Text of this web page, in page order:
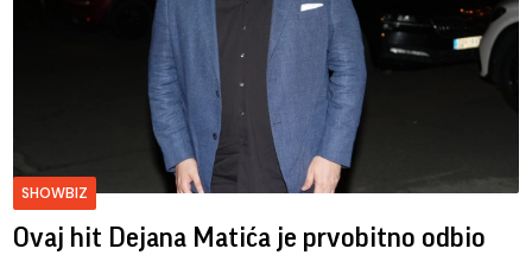
SHOWBIZ
Ovaj hit Dejana Matića je prvobitno odbio